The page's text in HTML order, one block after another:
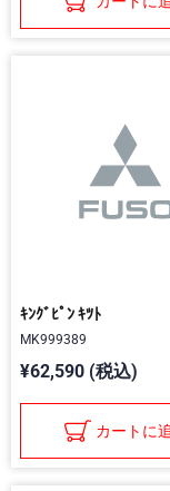
ｷﾝｸﾞﾋﾟﾝ ｷﾂﾄ
MK999389
¥62,590 (税込)
カートに